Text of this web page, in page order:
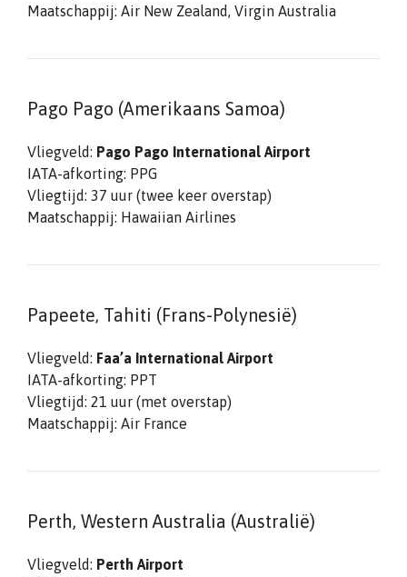
Maatschappij: Air New Zealand, Virgin Australia
Pago Pago (Amerikaans Samoa)
Vliegveld: Pago Pago International Airport
IATA-afkorting: PPG
Vliegtijd: 37 uur (twee keer overstap)
Maatschappij: Hawaiian Airlines
Papeete, Tahiti (Frans-Polynesië)
Vliegveld: Faa’a International Airport
IATA-afkorting: PPT
Vliegtijd: 21 uur (met overstap)
Maatschappij: Air France
Perth, Western Australia (Australië)
Vliegveld: Perth Airport